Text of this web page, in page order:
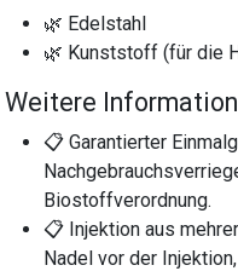
🌿 Edelstahl
🌿 Kunststoff (für die
Weitere
📋 Garantierter
Biostoffverordnung.
📋 Injektion aus
Nadel vor der